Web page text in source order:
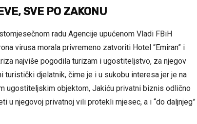
SVE PO ZAKONU
radu Agencije upućenom Vladi FBiH
virusa morala privremeno zatvoriti Hotel “Emiran” i
najviše pogodila turizam i ugostiteljstvo, za njegov
djelatnik, čime je i u sukobu interesa jer je na
ugostiteljskim objektom, Jakiću privatni biznis odlično
u njegovoj privatnoj vili protekli mjesec, a i “do daljnjeg”